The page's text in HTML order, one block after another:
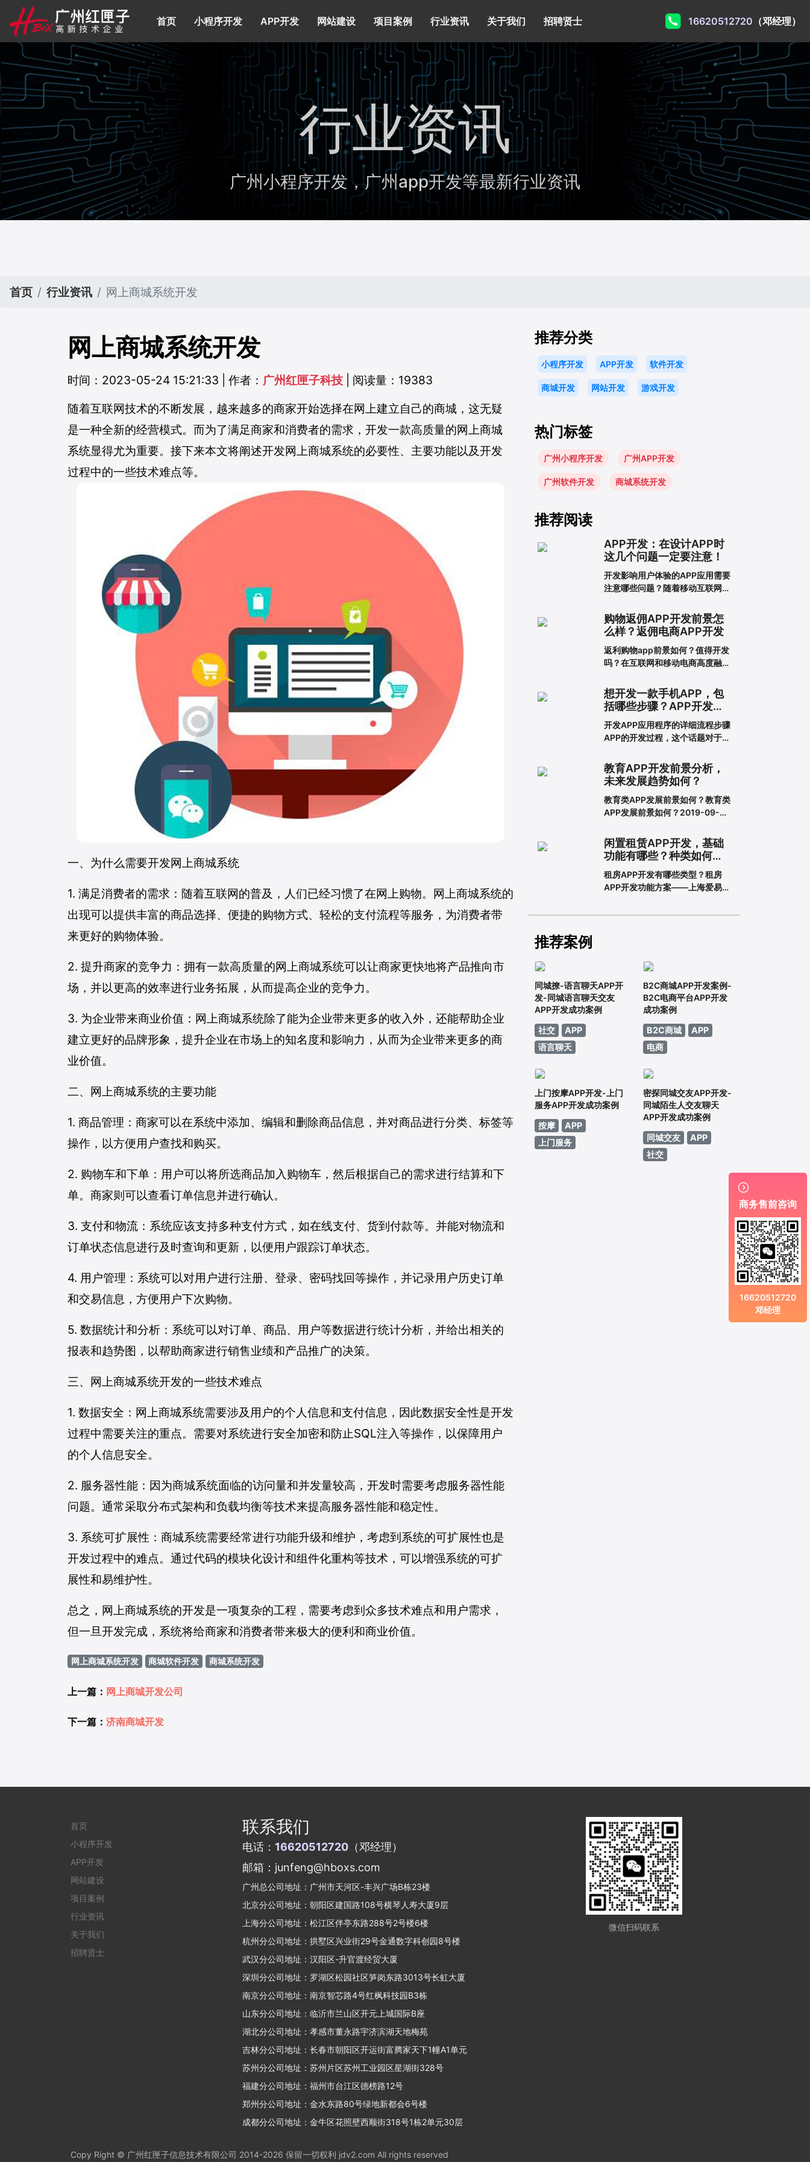
首页 (current)
小程序开发 APP开发 网站建设 项目案例 行业资讯 关于我们 招聘贤士 16620512720（邓经理）
行业资讯
广州小程序开发，广州app开发等最新行业资讯
首页 行业资讯 网上商城系统开发
网上商城系统开发
时间：2023-05-24 15:21:33 | 作者： 广州红匣子科技 | 阅读量：19383
随着互联网技术的不断发展，越来越多的商家开始选择在网上建立自己的商城，这无疑
是一种全新的经营模式。而为了满足商家和消费者的需求，开发一款高质量的网上商城
系统显得尤为重要。接下来本文将阐述开发网上商城系统的必要性、主要功能以及开发
过程中的一些技术难点等。
一、为什么需要开发网上商城系统
1. 满足消费者的需求：随着互联网的普及，人们已经习惯了在网上购物。网上商城系统的
出现可以提供丰富的商品选择、便捷的购物方式、轻松的支付流程等服务，为消费者带
来更好的购物体验。
2. 提升商家的竞争力：拥有一款高质量的网上商城系统可以让商家更快地将产品推向市
场，并以更高的效率进行业务拓展，从而提高企业的竞争力。
3. 为企业带来商业价值：网上商城系统除了能为企业带来更多的收入外，还能帮助企业
建立更好的品牌形象，提升企业在市场上的知名度和影响力，从而为企业带来更多的商
业价值。
二、网上商城系统的主要功能
1. 商品管理：商家可以在系统中添加、编辑和删除商品信息，并对商品进行分类、标签等
操作，以方便用户查找和购买。
2. 购物车和下单：用户可以将所选商品加入购物车，然后根据自己的需求进行结算和下
单。商家则可以查看订单信息并进行确认。
3. 支付和物流：系统应该支持多种支付方式，如在线支付、货到付款等。并能对物流和
订单状态信息进行及时查询和更新，以便用户跟踪订单状态。
4. 用户管理：系统可以对用户进行注册、登录、密码找回等操作，并记录用户历史订单
和交易信息，方便用户下次购物。
5. 数据统计和分析：系统可以对订单、商品、用户等数据进行统计分析，并给出相关的
报表和趋势图，以帮助商家进行销售业绩和产品推广的决策。
三、网上商城系统开发的一些技术难点
1. 数据安全：网上商城系统需要涉及用户的个人信息和支付信息，因此数据安全性是开发
过程中需要关注的重点。需要对系统进行安全加密和防止SQL注入等操作，以保障用户
的个人信息安全。
2. 服务器性能：因为商城系统面临的访问量和并发量较高，开发时需要考虑服务器性能
问题。通常采取分布式架构和负载均衡等技术来提高服务器性能和稳定性。
3. 系统可扩展性：商城系统需要经常进行功能升级和维护，考虑到系统的可扩展性也是
开发过程中的难点。通过代码的模块化设计和组件化重构等技术，可以增强系统的可扩
展性和易维护性。
总之，网上商城系统的开发是一项复杂的工程，需要考虑到众多技术难点和用户需求，
但一旦开发完成，系统将给商家和消费者带来极大的便利和商业价值。
网上商城系统开发 商城软件开发 商城系统开发
上一篇： 网上商城开发公司
下一篇： 济南商城开发
推荐分类
小程序开发 APP开发 软件开发
商城开发 网站开发 游戏开发
热门标签
广州小程序开发 广州APP开发
广州软件开发 商城系统开发
推荐阅读
APP开发：在设计APP时
这几个问题一定要注意！
开发影响用户体验的APP应用需要
注意哪些问题？随着移动互联网的
越大，这也给企业带来了更多的商
机，于是很多企业开始开发长沙
APP，希望从中获得更多的发展机
会。当然，并不仅仅是开发APP应
用就能达到目的。前提一定是保证
在
购物返佣APP开发前景怎
么样？返佣电商APP开发
返利购物app前景如何？值得开发
吗？在互联网和移动电商高度融合
到购买商品的便利，所以市面上的
移动网购平台越来越多。为了更好
地吸引用户，许多企业和商家开始
致力于返利购物app的建设。返利
购物app有什么优势？一、在网络
者的
想开发一款手机APP，包
括哪些步骤？APP开发流
程详解
开发APP应用程序的详细流程步骤
APP的开发过程，这个话题对于我
可能并不陌生，但是对于很多没有
接触过这个板块的人来说，就比较
难理解了。其实，APP开发的流程
并不复杂，接下来就带大家一起看
一下一套完整的APP开发流程包含
0
教育APP开发前景分析，
未来发展趋势如何？
教育类APP发展前景如何？教育类
APP发展前景如何？2019-09-
构搭建的一个智能化、个性化、信
息化的网络展示平台。在线教育春
天真的来了吗？据调查，截至
2018年6月，我国网民规模达
8.02亿，普及率57.7%。其中，手
闲置租赁APP开发，基础
功能有哪些？种类如何划
分？
租房APP开发有哪些类型？租房
APP开发功能方案——上海爱易租
开发的功能方案adinnet/2021-
生。从衣服、玩具到数码家电，再
推荐案例
同城撩-语言聊天APP开
发-同城语言聊天交友
APP开发成功案例
社交
APP
语言聊天
B2C商城APP开发案例-
B2C电商平台APP开发
成功案例
B2C商城
APP
电商
上门按摩APP开发-上门
服务APP开发成功案例
按摩
APP
上门服务
密探同城交友APP开发-
同城陌生人交友聊天
APP开发成功案例
同城交友
APP
社交
首页
小程序开发
APP开发
网站建设
项目案例
行业资讯
关于我们
招聘贤士
联系我们
电话： 16620512720 （邓经理）
邮箱：junfeng@hboxs.com
广州总公司地址：广州市天河区-丰兴广场B栋23楼
北京分公司地址：朝阳区建国路108号横琴人寿大厦9层
上海分公司地址：松江区伴亭东路288号2号楼6楼
杭州分公司地址：拱墅区兴业街29号金通数字科创园8号楼
武汉分公司地址：汉阳区-升官渡经贸大厦
深圳分公司地址：罗湖区松园社区笋岗东路3013号长虹大厦
南京分公司地址：南京智芯路4号红枫科技园B3栋
山东分公司地址：临沂市兰山区开元上城国际B座
湖北分公司地址：孝感市董永路宇济滨湖天地梅苑
吉林分公司地址：长春市朝阳区开运街富腾家天下1幢A1单元
苏州分公司地址：苏州片区苏州工业园区星湖街328号
福建分公司地址：福州市台江区德榜路12号
郑州分公司地址：金水东路80号绿地新都会6号楼
成都分公司地址：金牛区花照壁西顺街318号1栋2单元30层
微信扫码联系
Copy Right © 广州红匣子信息技术有限公司 2014-2026 保留一切权利 jdv2.com All rights reserved

商务售前咨询
16620512720
邓经理
微信联系方式 ×
搜索微信号（邓经理）